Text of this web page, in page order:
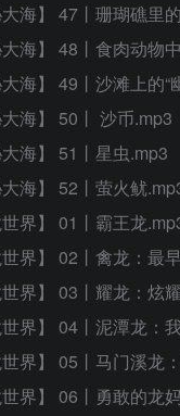
大海】 47丨珊瑚礁
大海】 48丨食肉动
大海】 49丨沙滩上的
大海】 50丨 沙币.mp3
大海】 51丨星虫.mp3
大海】 52丨萤火鱿
世界】 01丨霸王龙
世界】 02丨禽龙：最
世界】 03丨耀龙：炫
世界】 04丨泥潭龙
世界】 05丨马门溪
世界】 06丨勇敢的